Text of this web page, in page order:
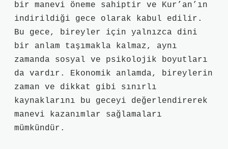
bir manevi öneme sahiptir ve Kur’an’ın
indirildiği gece olarak kabul edilir.
Bu gece, bireyler için yalnızca dini
bir anlam taşımakla kalmaz, aynı
zamanda sosyal ve psikolojik boyutları
da vardır. Ekonomik anlamda, bireylerin
zaman ve dikkat gibi sınırlı
kaynaklarını bu geceyi değerlendirerek
manevi kazanımlar sağlamaları
mümkündür.